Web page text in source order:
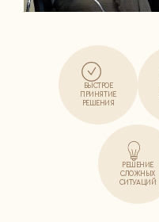
БЫСТРОЕ
ПРИНЯТИЕ
РЕШЕНИЯ
РЕШЕНИЕ
СЛОЖНЫХ
СИТУАЦИЙ